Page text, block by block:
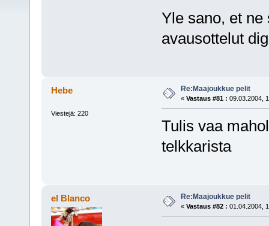
Yle sano, et ne
avausottelut
Hebe
Viestejä: 220
Re:Maajoukkue pelit
« Vastaus #81 : 09.03.2004,
Tulis vaa
telkkarista
el Blanco Re:Maajoukkue pelit
« Vastaus #82 : 01.04.2004,